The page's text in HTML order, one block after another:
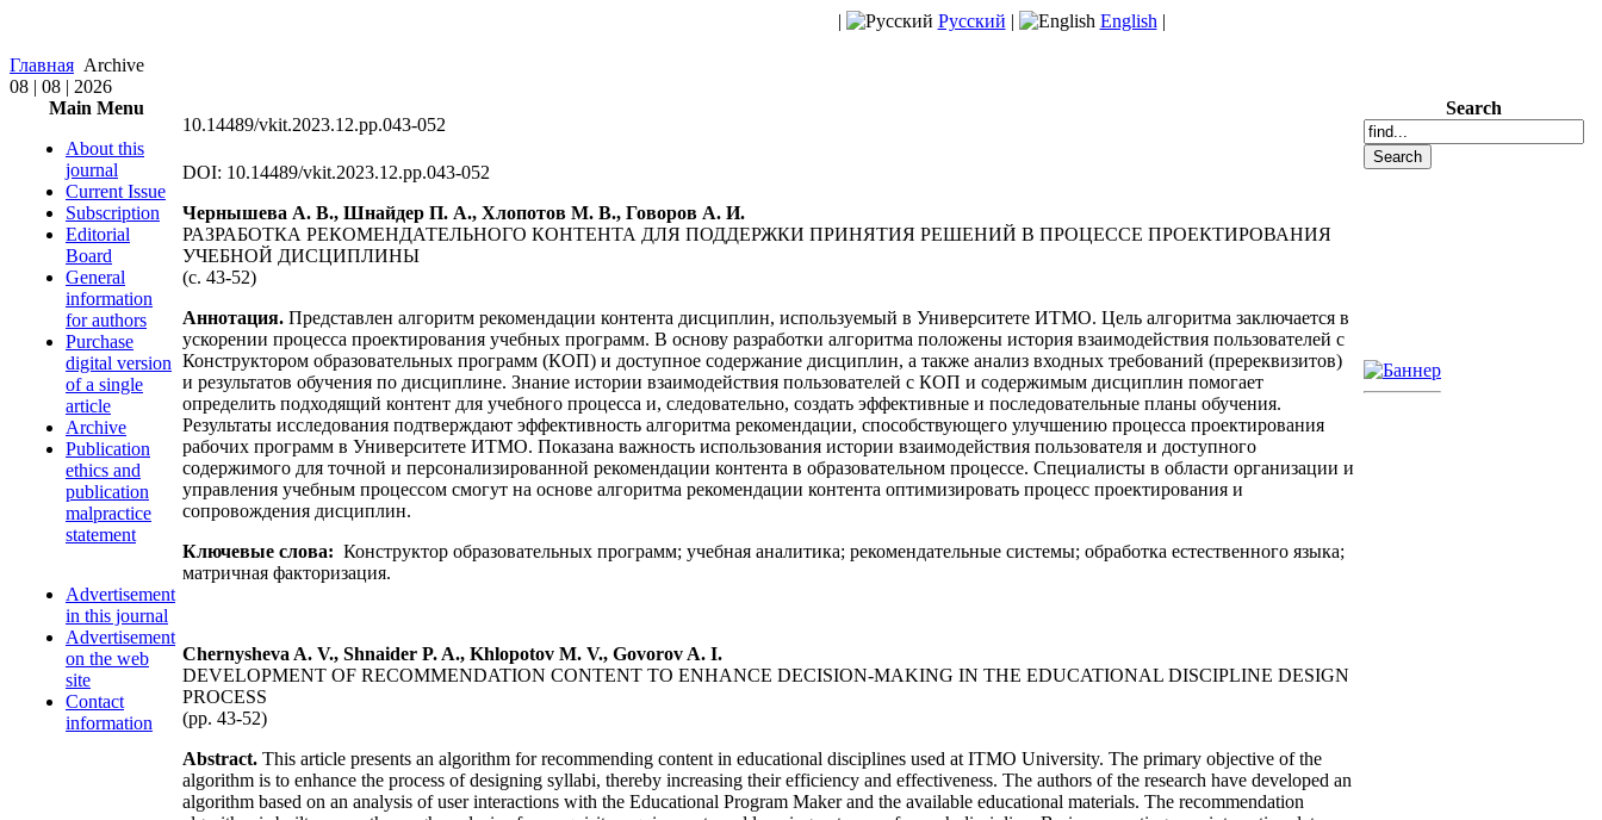
| Русский | English |
Главная Archive
08 | 08 | 2026
Main Menu
About this
journal
Current Issue
Subscription
Editorial
Board
General
information
for authors
Purchase
digital version
of a single
article
Archive
Publication
ethics and
publication
malpractice
statement
Advertisement
in this journal
Advertisement
on the web
site
Contact
information
10.14489/vkit.2023.12.рр.043-052
DOI: 10.14489/vkit.2023.12.рр.043-052
Чернышева А. В., Шнайдер П. А., Хлопотов М. В., Говоров А. И.
РАЗРАБОТКА РЕКОМЕНДАТЕЛЬНОГО КОНТЕНТА ДЛЯ ПОДДЕРЖКИ ПРИНЯТИЯ РЕШЕНИЙ В ПРОЦЕССЕ ПРОЕКТИРОВАНИЯ
УЧЕБНОЙ ДИСЦИПЛИНЫ
(с. 43-52)
Аннотация. Представлен алгоритм рекомендации контента дисциплин, используемый в Университете ИТМО. Цель алгоритма заключается в
ускорении процесса проектирования учебных программ. В основу разработки алгоритма положены история взаимодействия пользователей с
Конструктором образовательных программ (КОП) и доступное содержание дисциплин, а также анализ входных требований (пререквизитов)
и результатов обучения по дисциплине. Знание истории взаимодействия пользователей с КОП и содержимым дисциплин помогает
определить подходящий контент для учебного процесса и, следовательно, создать эффективные и последовательные планы обучения.
Результаты исследования подтверждают эффективность алгоритма рекомендации, способствующего улучшению процесса проектирования
рабочих программ в Университете ИТМО. Показана важность использования истории взаимодействия пользователя и доступного
содержимого для точной и персонализированной рекомендации контента в образовательном процессе. Специалисты в области организации и
управления учебным процессом смогут на основе алгоритма рекомендации контента оптимизировать процесс проектирования и
сопровождения дисциплин.
Ключевые слова: Конструктор образовательных программ; учебная аналитика; рекомендательные системы; обработка естественного языка;
матричная факторизация.
Chernysheva A. V., Shnaider P. A., Khlopotov M. V., Govorov A. I.
DEVELOPMENT OF RECOMMENDATION CONTENT TO ENHANCE DECISION-MAKING IN THE EDUCATIONAL DISCIPLINE DESIGN
PROCESS
(рр. 43-52)
Abstract. This article presents an algorithm for recommending content in educational disciplines used at ITMO University. The primary objective of the
algorithm is to enhance the process of designing syllabi, thereby increasing their efficiency and effectiveness. The authors of the research have developed an
algorithm based on an analysis of user interactions with the Educational Program Maker and the available educational materials. The recommendation
Search